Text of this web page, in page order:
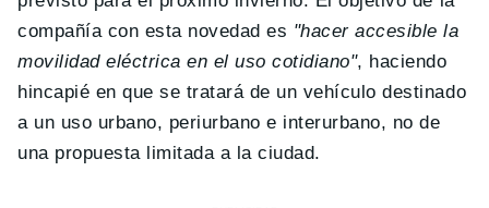
compañía con esta novedad es "hacer accesible la
movilidad eléctrica en el uso cotidiano", haciendo
hincapié en que se tratará de un vehículo destinado
a un uso urbano, periurbano e interurbano, no de
una propuesta limitada a la ciudad.